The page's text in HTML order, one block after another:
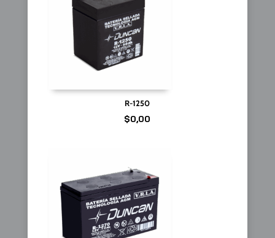
R-1250
$0,00